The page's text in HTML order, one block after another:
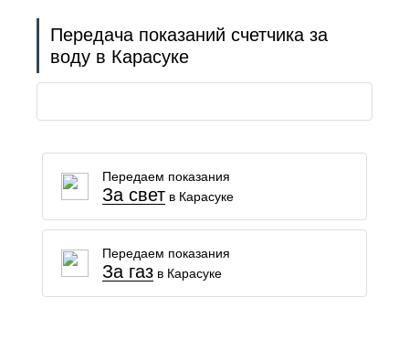
Передача показаний счетчика за
воду в Карасуке
Передаем показания
За светв Карасуке
Передаем показания
За газв Карасуке